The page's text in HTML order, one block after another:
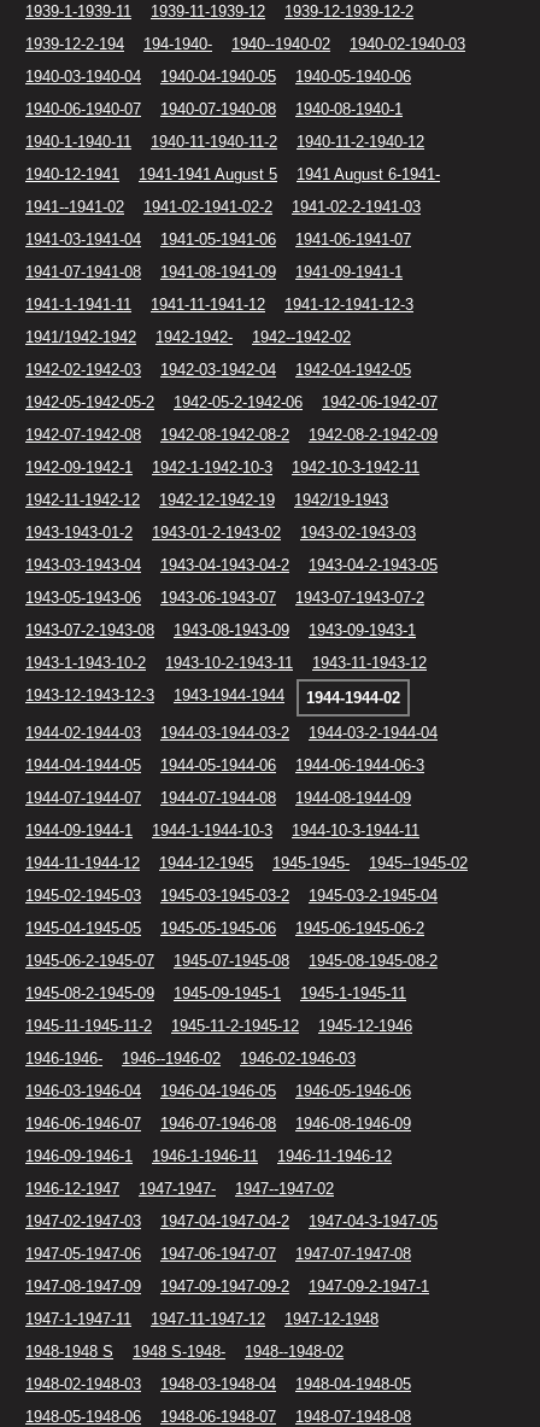
1939-1-1939-11
1939-11-1939-12
1939-12-1939-12-2
1939-12-2-194
194-1940- 1940--1940-02
1940-02-1940-03
1940-03-1940-04
1940-04-1940-05
1940-05-1940-06
1940-06-1940-07
1940-07-1940-08
1940-08-1940-1
1940-1-1940-11
1940-11-1940-11-2
1940-11-2-1940-12
1940-12-1941
1941-1941 August 5
1941 August 6-1941-
1941--1941-02
1941-02-1941-02-2
1941-02-2-1941-03
1941-03-1941-04
1941-05-1941-06
1941-06-1941-07
1941-07-1941-08
1941-08-1941-09
1941-09-1941-1
1941-1-1941-11
1941-11-1941-12
1941-12-1941-12-3
1941/1942-1942
1942-1942-
1942--1942-02
1942-02-1942-03
1942-03-1942-04
1942-04-1942-05
1942-05-1942-05-2
1942-05-2-1942-06
1942-06-1942-07
1942-07-1942-08
1942-08-1942-08-2
1942-08-2-1942-09
1942-09-1942-1
1942-1-1942-10-3
1942-10-3-1942-11
1942-11-1942-12
1942-12-1942-19
1942/19-1943
1943-1943-01-2
1943-01-2-1943-02
1943-02-1943-03
1943-03-1943-04
1943-04-1943-04-2
1943-04-2-1943-05
1943-05-1943-06
1943-06-1943-07
1943-07-1943-07-2
1943-07-2-1943-08
1943-08-1943-09
1943-09-1943-1
1943-1-1943-10-2
1943-10-2-1943-11
1943-11-1943-12
1943-12-1943-12-3
1943-1944-1944
1944-1944-02
1944-02-1944-03
1944-03-1944-03-2
1944-03-2-1944-04
1944-04-1944-05
1944-05-1944-06
1944-06-1944-06-3
1944-07-1944-07
1944-07-1944-08
1944-08-1944-09
1944-09-1944-1
1944-1-1944-10-3
1944-10-3-1944-11
1944-11-1944-12
1944-12-1945 1945-1945-
1945--1945-02
1945-02-1945-03
1945-03-1945-03-2
1945-03-2-1945-04
1945-04-1945-05
1945-05-1945-06
1945-06-1945-06-2
1945-06-2-1945-07
1945-07-1945-08
1945-08-1945-08-2
1945-08-2-1945-09
1945-09-1945-1
1945-1-1945-11
1945-11-1945-11-2
1945-11-2-1945-12
1945-12-1946
1946-1946-
1946--1946-02
1946-02-1946-03
1946-03-1946-04
1946-04-1946-05
1946-05-1946-06
1946-06-1946-07
1946-07-1946-08
1946-08-1946-09
1946-09-1946-1
1946-1-1946-11
1946-11-1946-12
1946-12-1947
1947-1947-
1947--1947-02
1947-02-1947-03
1947-04-1947-04-2
1947-04-3-1947-05
1947-05-1947-06
1947-06-1947-07
1947-07-1947-08
1947-08-1947-09
1947-09-1947-09-2
1947-09-2-1947-1
1947-1-1947-11
1947-11-1947-12
1947-12-1948
1948-1948 S
1948 S-1948-
1948--1948-02
1948-02-1948-03
1948-03-1948-04
1948-04-1948-05
1948-05-1948-06
1948-06-1948-07
1948-07-1948-08